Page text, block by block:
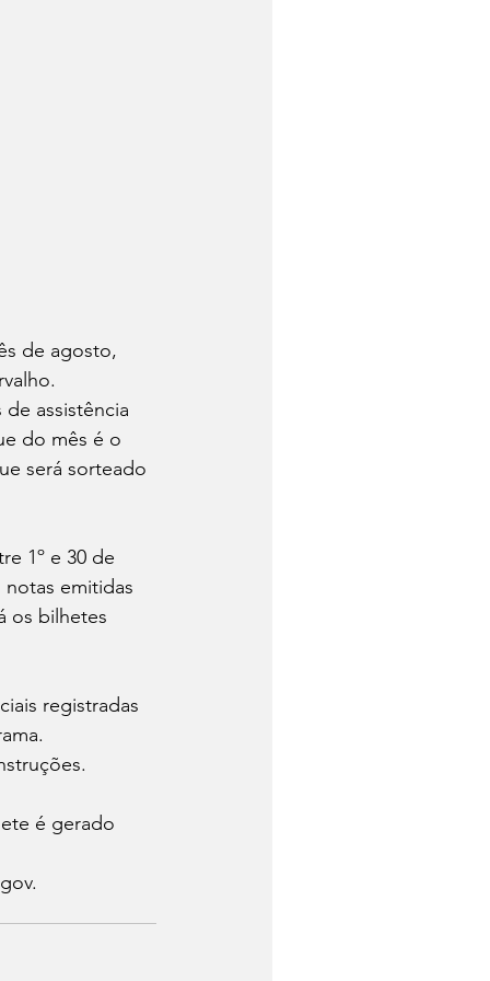
de agosto,
assistência
do mês é o
será sorteado
1º e 30 de
emitidas
os bilhetes
registradas
é gerado